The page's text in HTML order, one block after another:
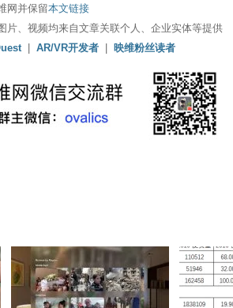
网并保留本文链接
片、视频均来自文章关联个人、企业实体等提供
AR/VR开发者 映维粉丝读者